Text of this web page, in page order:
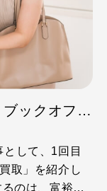
5分でわかる！将来めざせる！ブックオフお仕事図鑑 ③ジュエリープランナー・コンシェルジュ
して、1回目
取」を紹介し
のは、富裕層